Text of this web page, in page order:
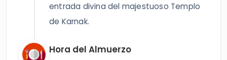
entrada divina del majestuoso Templo
de Karnak.
Hora del Almuerzo